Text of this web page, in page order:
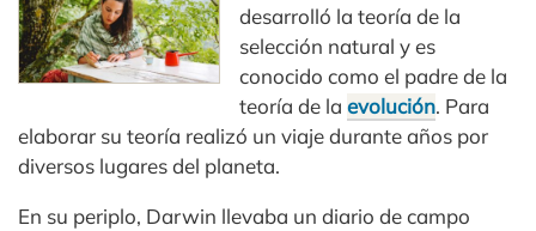
desarrolló la teoría de la
selección natural y es
conocido como el padre de la
teoría de laevolución. Para
elaborar su teoría realizó un viaje durante años por
diversos lugares del planeta.
En su periplo, Darwin llevaba un diario de campo